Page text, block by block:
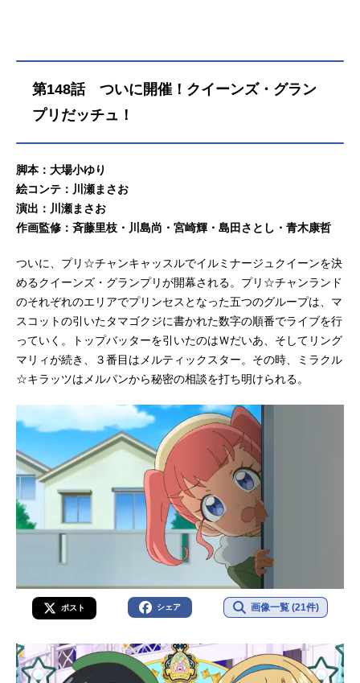
第148話 ついに開催！クイーンズ・グラン
プリだッチュ！
脚本：大場小ゆり
絵コンテ：川瀬まさお
演出：川瀬まさお
作画監修：斉藤里枝・川島尚・宮崎輝・島田さとし・青木康哲
ついに、プリ☆チャンキャッスルでイルミナージュクイーンを決
めるクイーンズ・グランプリが開幕される。プリ☆チャンランド
のそれぞれのエリアでプリンセスとなった五つのグループは、マ
スコットの引いたタマゴクジに書かれた数字の順番でライブを行
っていく。トップバッターを引いたのはＷだいあ、そしてリング
マリィが続き、３番目はメルティックスター。その時、ミラクル
☆キラッツはメルパンから秘密の相談を打ち明けられる。
ポスト シェア 画像一覧 (21件)